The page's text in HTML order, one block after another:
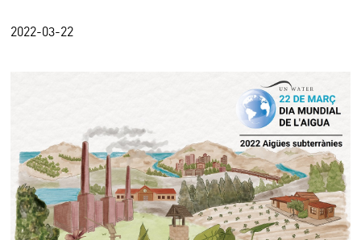
2022-03-22